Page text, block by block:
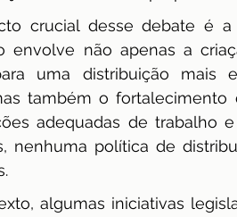
crucial desse debate é
envolve não apenas a
uma distribuição mais
também o
adequadas de trabalho
nenhuma política de
algumas iniciativas